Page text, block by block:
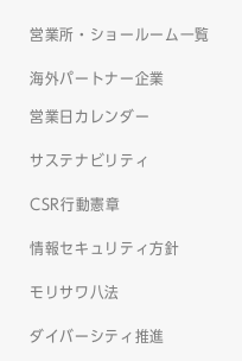
営業所・ショールーム一覧
海外パートナー企業
営業日カレンダー
サステナビリティ
CSR行動憲章
情報セキュリティ方針
モリサワ八法
ダイバーシティ推進